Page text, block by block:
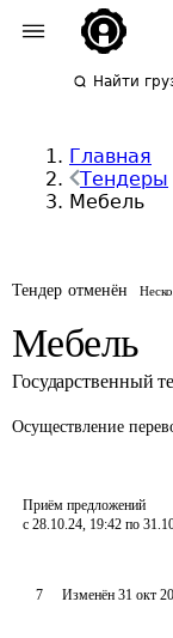
Найти
Главная
Тендеры
Мебель
Тендер отменён
Мебель
Государственный
Осуществление
Приём предложений
с 28.10.24, 19:42 по
7 Изменён 31 окт